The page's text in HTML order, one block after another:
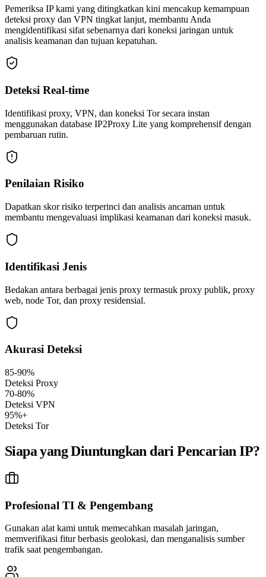
Pemeriksa IP kami yang ditingkatkan kini mencakup kemampuan
deteksi proxy dan VPN tingkat lanjut, membantu Anda
mengidentifikasi sifat sebenarnya dari koneksi jaringan untuk
analisis keamanan dan tujuan kepatuhan.
Deteksi Real-time
Identifikasi proxy, VPN, dan koneksi Tor secara instan
menggunakan database IP2Proxy Lite yang komprehensif dengan
pembaruan rutin.
Penilaian Risiko
Dapatkan skor risiko terperinci dan analisis ancaman untuk
membantu mengevaluasi implikasi keamanan dari koneksi masuk.
Identifikasi Jenis
Bedakan antara berbagai jenis proxy termasuk proxy publik, proxy
web, node Tor, dan proxy residensial.
Akurasi Deteksi
85-90%
Deteksi Proxy
70-80%
Deteksi VPN
95%+
Deteksi Tor
Siapa yang Diuntungkan dari Pencarian IP?
Profesional TI & Pengembang
Gunakan alat kami untuk memecahkan masalah jaringan,
memverifikasi fitur berbasis geolokasi, dan menganalisis sumber
trafik saat pengembangan.